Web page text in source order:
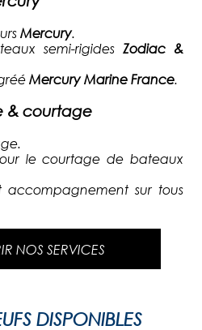
Mercury.
semi-rigides Zodiac &
Mercury Marine France.
& courtage
le courtage de bateaux
accompagnement sur tous
DÉCOUVRIR NOS SERVICES
DISPONIBLES